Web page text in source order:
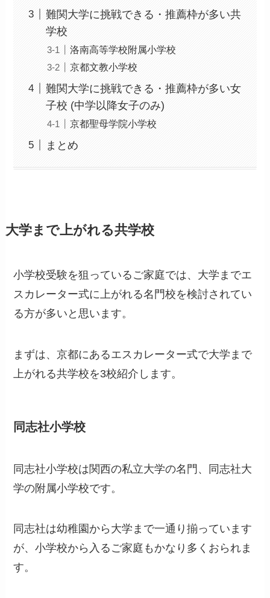
難関大学に挑戦できる・推薦枠が多い共
学校
洛南高等学校附属小学校
京都文教小学校
難関大学に挑戦できる・推薦枠が多い女
子校 (中学以降女子のみ)
京都聖母学院小学校
まとめ
大学まで上がれる共学校
小学校受験を狙っているご家庭では、大学までエ
スカレーター式に上がれる名門校を検討されてい
る方が多いと思います。
まずは、京都にあるエスカレーター式で大学まで
上がれる共学校を3校紹介します。
同志社小学校
同志社小学校は関西の私立大学の名門、同志社大
学の附属小学校です。
同志社は幼稚園から大学まで一通り揃っています
が、小学校から入るご家庭もかなり多くおられま
す。